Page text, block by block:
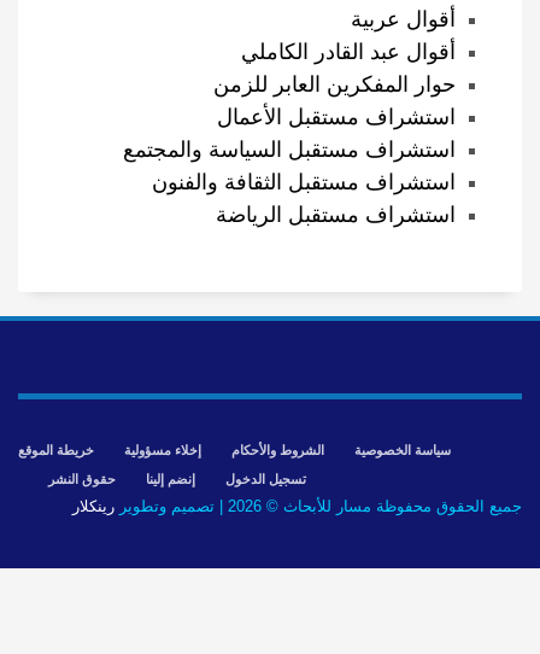
أقوال عربية
أقوال عبد القادر الكاملي
حوار المفكرين العابر للزمن
استشراف مستقبل الأعمال
استشراف مستقبل السياسة والمجتمع
استشراف مستقبل الثقافة والفنون
استشراف مستقبل الرياضة
خريطة الموقع إخلاء مسؤولية الشروط والأحكام
سياسة الخصوصية
حقوق النشر
إنضم إلينا تسجيل الدخول
جميع الحقوق محفوظة مسار للأبحاث © 2026 | تصميم وتطوير رينكلار